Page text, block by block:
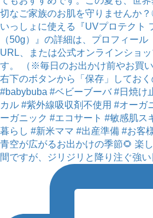
青空が広がるお出かけの季節🌻 楽
間ですが、ジリジリと降り注ぐ強